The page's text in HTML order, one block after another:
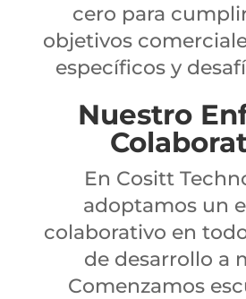
cero para
objetivos
específicos y
Nuestro
En Cositt
adoptamos un
colaborativo en
de desarrollo a
Comenzamos